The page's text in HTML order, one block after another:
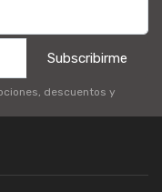
Subscribirme
descuentos y